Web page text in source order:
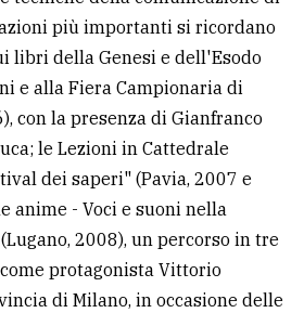
più importanti si ricordano
libri della Genesi e dell'Esodo
e alla Fiera Campionaria di
con la presenza di Gianfranco
le Lezioni in Cattedrale
dei saperi" (Pavia, 2007 e
anime - Voci e suoni nella
2008), un percorso in tre
protagonista Vittorio
di Milano, in occasione delle